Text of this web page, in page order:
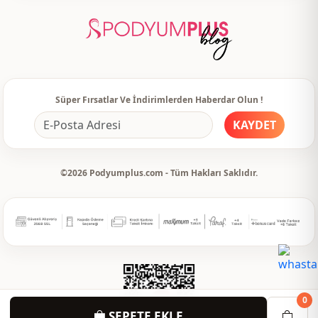
0
Taşlı
Kullanim
Süper Fırsatlar Ve İndirimlerden Haberdar Olun !
KAYDET
©2026 Podyumplus.com - Tüm Hakları Saklıdır.